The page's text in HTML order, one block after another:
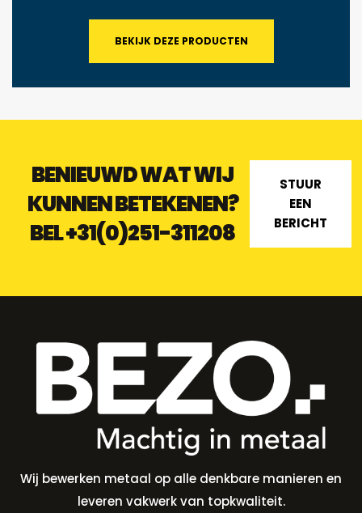
BEKIJK DEZE PRODUCTEN
BENIEUWD WAT WIJ
KUNNEN BETEKENEN?
BEL+31(0)251-311208
STUUR
EEN
BERICHT
Wij bewerken metaal op alle denkbare manieren en
leveren vakwerk van topkwaliteit.